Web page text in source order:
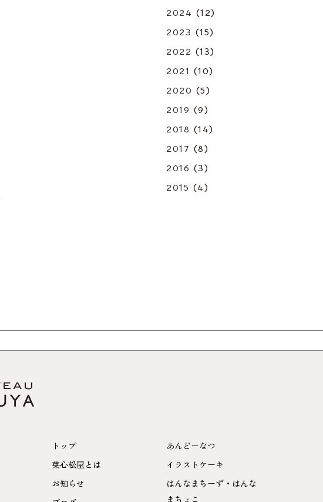
2024 (12)
2023 (15)
2022 (13)
2021 (10)
2020 (5)
2019 (9)
2018 (14)
2017 (8)
2016 (3)
2015 (4)
トップ
菓心松屋とは
お知らせ
あんどーなつ
イラストケーキ
はんなまちーず・はんな
まちょこ